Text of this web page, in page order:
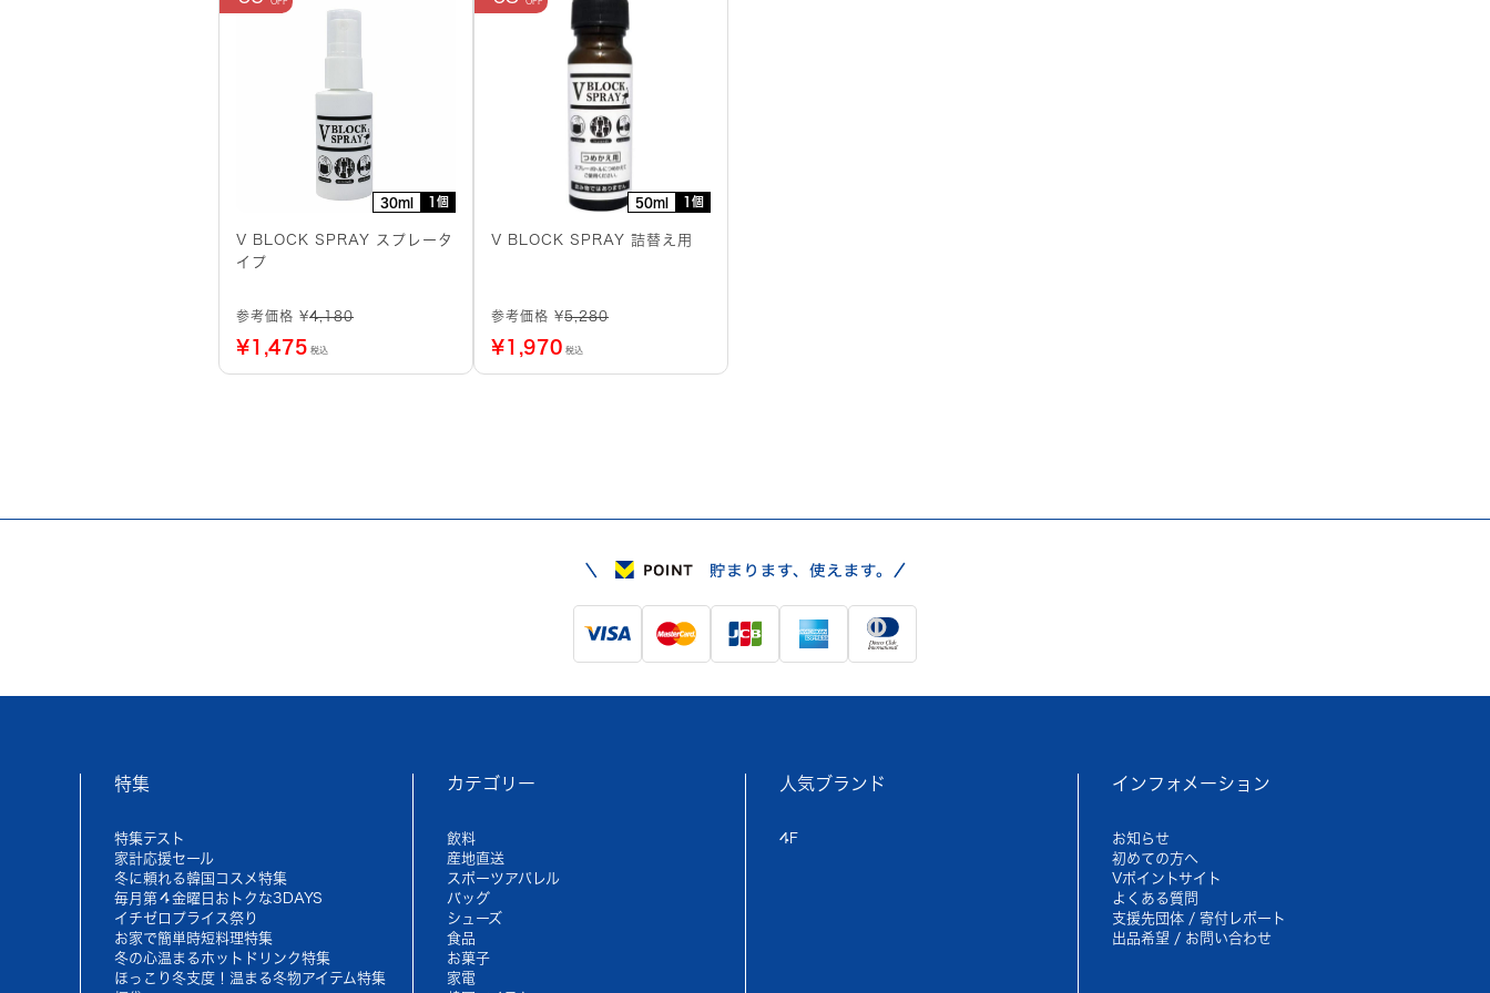
30ml 1個
V BLOCK SPRAY スプレータ
イプ
参考価格 ¥4,180
¥1,475 税込
50ml 1個
V BLOCK SPRAY 詰替え用
参考価格 ¥5,280
¥1,970 税込
特集
特集テスト
家計応援セール
冬に頼れる韓国コスメ特集
毎月第４金曜日おトクな3DAYS
イチゼロプライス祭り
お家で簡単時短料理特集
冬の心温まるホットドリンク特集
ほっこり冬支度！温まる冬物アイテム特集
カテゴリー
飲料
産地直送
スポーツアパレル
バッグ
シューズ
食品
お菓子
家電
人気ブランド
4F
インフォメーション
お知らせ
初めての方へ
Vポイントサイト
よくある質問
支援先団体 / 寄付レポート
出品希望 / お問い合わせ